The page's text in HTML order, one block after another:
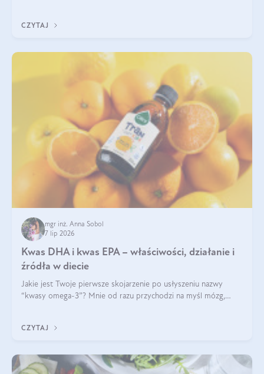
CZYTAJ
mgr inż. Anna Sobol
7 lip 2026
Kwas DHA i kwas EPA – właściwości, działanie i
źródła w diecie
Jakie jest Twoje pierwsze skojarzenie po usłyszeniu nazwy
“kwasy omega-3”? Mnie od razu przychodzi na myśl mózg,
EPA.
CZYTAJ